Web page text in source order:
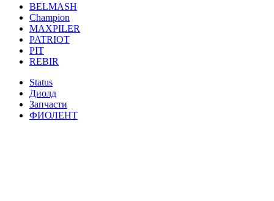
BELMASH
Champion
MAXPILER
PATRIOT
PIT
REBIR
Status
Диолд
Запчасти
ФИОЛЕНТ